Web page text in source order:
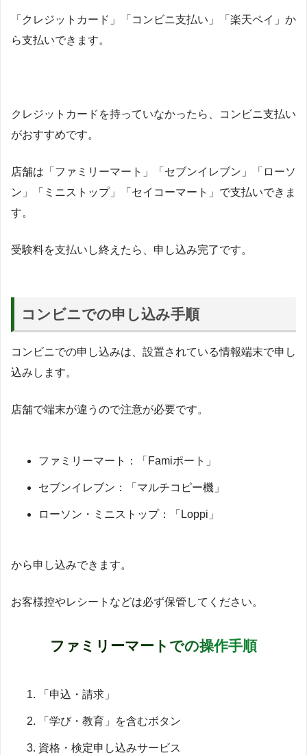
「クレジットカード」「コンビニ支払い」「楽天ペイ」か
ら支払いできます。
クレジットカードを持っていなかったら、コンビニ支払い
がおすすめです。
店舗は「ファミリーマート」「セブンイレブン」「ローソ
ン」「ミニストップ」「セイコーマート」で支払いできま
す。
受験料を支払いし終えたら、申し込み完了です。
コンビニでの申し込み手順
コンビニでの申し込みは、設置されている情報端末で申し
込みします。
店舗で端末が違うので注意が必要です。
ファミリーマート：「Famiポート」
セブンイレブン：「マルチコピー機」
ローソン・ミニストップ：「Loppi」
から申し込みできます。
お客様控やレシートなどは必ず保管してください。
ファミリーマートでの操作手順
「申込・請求」
「学び・教育」を含むボタン
資格・検定申し込みサービス